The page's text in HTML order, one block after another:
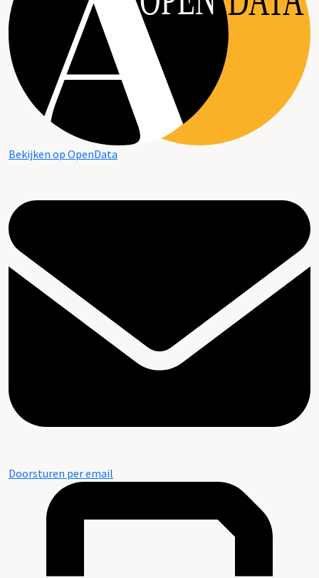
Bekijken op OpenData
Doorsturen per email